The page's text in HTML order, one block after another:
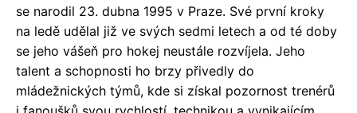
se narodil 23. dubna 1995 v Praze. Své první kroky
na ledě udělal již ve svých sedmi letech a od té doby
se jeho vášeň pro hokej neustále rozvíjela. Jeho
talent a schopnosti ho brzy přivedly do
mládežnických týmů, kde si získal pozornost trenérů